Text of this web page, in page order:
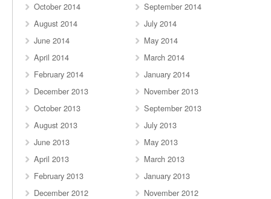
October 2014
September 2014
August 2014
July 2014
June 2014
May 2014
April 2014
March 2014
February 2014
January 2014
December 2013
November 2013
October 2013
September 2013
August 2013
July 2013
June 2013
May 2013
April 2013
March 2013
February 2013
January 2013
December 2012
November 2012